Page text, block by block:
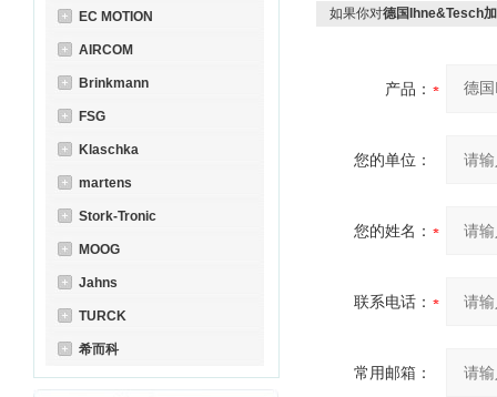
EC MOTION
AIRCOM
Brinkmann
FSG
Klaschka
martens
Stork-Tronic
MOOG
Jahns
TURCK
希而科
如果你对德国Ihne&Tesch
产品：
您的单位：
您的姓名：
联系电话：
常用邮箱：